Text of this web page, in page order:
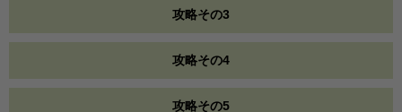
攻略その3
攻略その4
攻略その5